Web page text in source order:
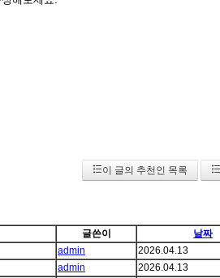
이 글의 추천인 목록
글쓴이 날짜
admin 2026.04.13
admin 2026.04.13